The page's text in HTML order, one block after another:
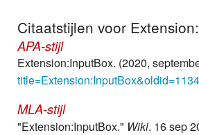
Zoom
Citaatstijlen voor
APA-stijl
Extension:InputBox. (2020,
MLA-stijl
"Extension:InputBox." Wiki. 16 sep